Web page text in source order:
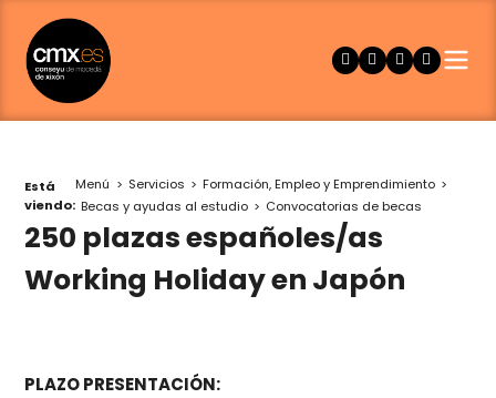
Está
viendo:
Menú Servicios
Formación, Empleo y Emprendimiento
Becas y ayudas al estudio
Convocatorias de becas
250 plazas españoles/as
Working Holiday en Japón
PLAZO PRESENTACIÓN: